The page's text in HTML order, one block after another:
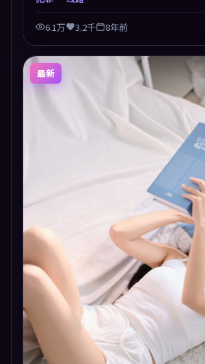
6.1万 3.2千 8年前
最新